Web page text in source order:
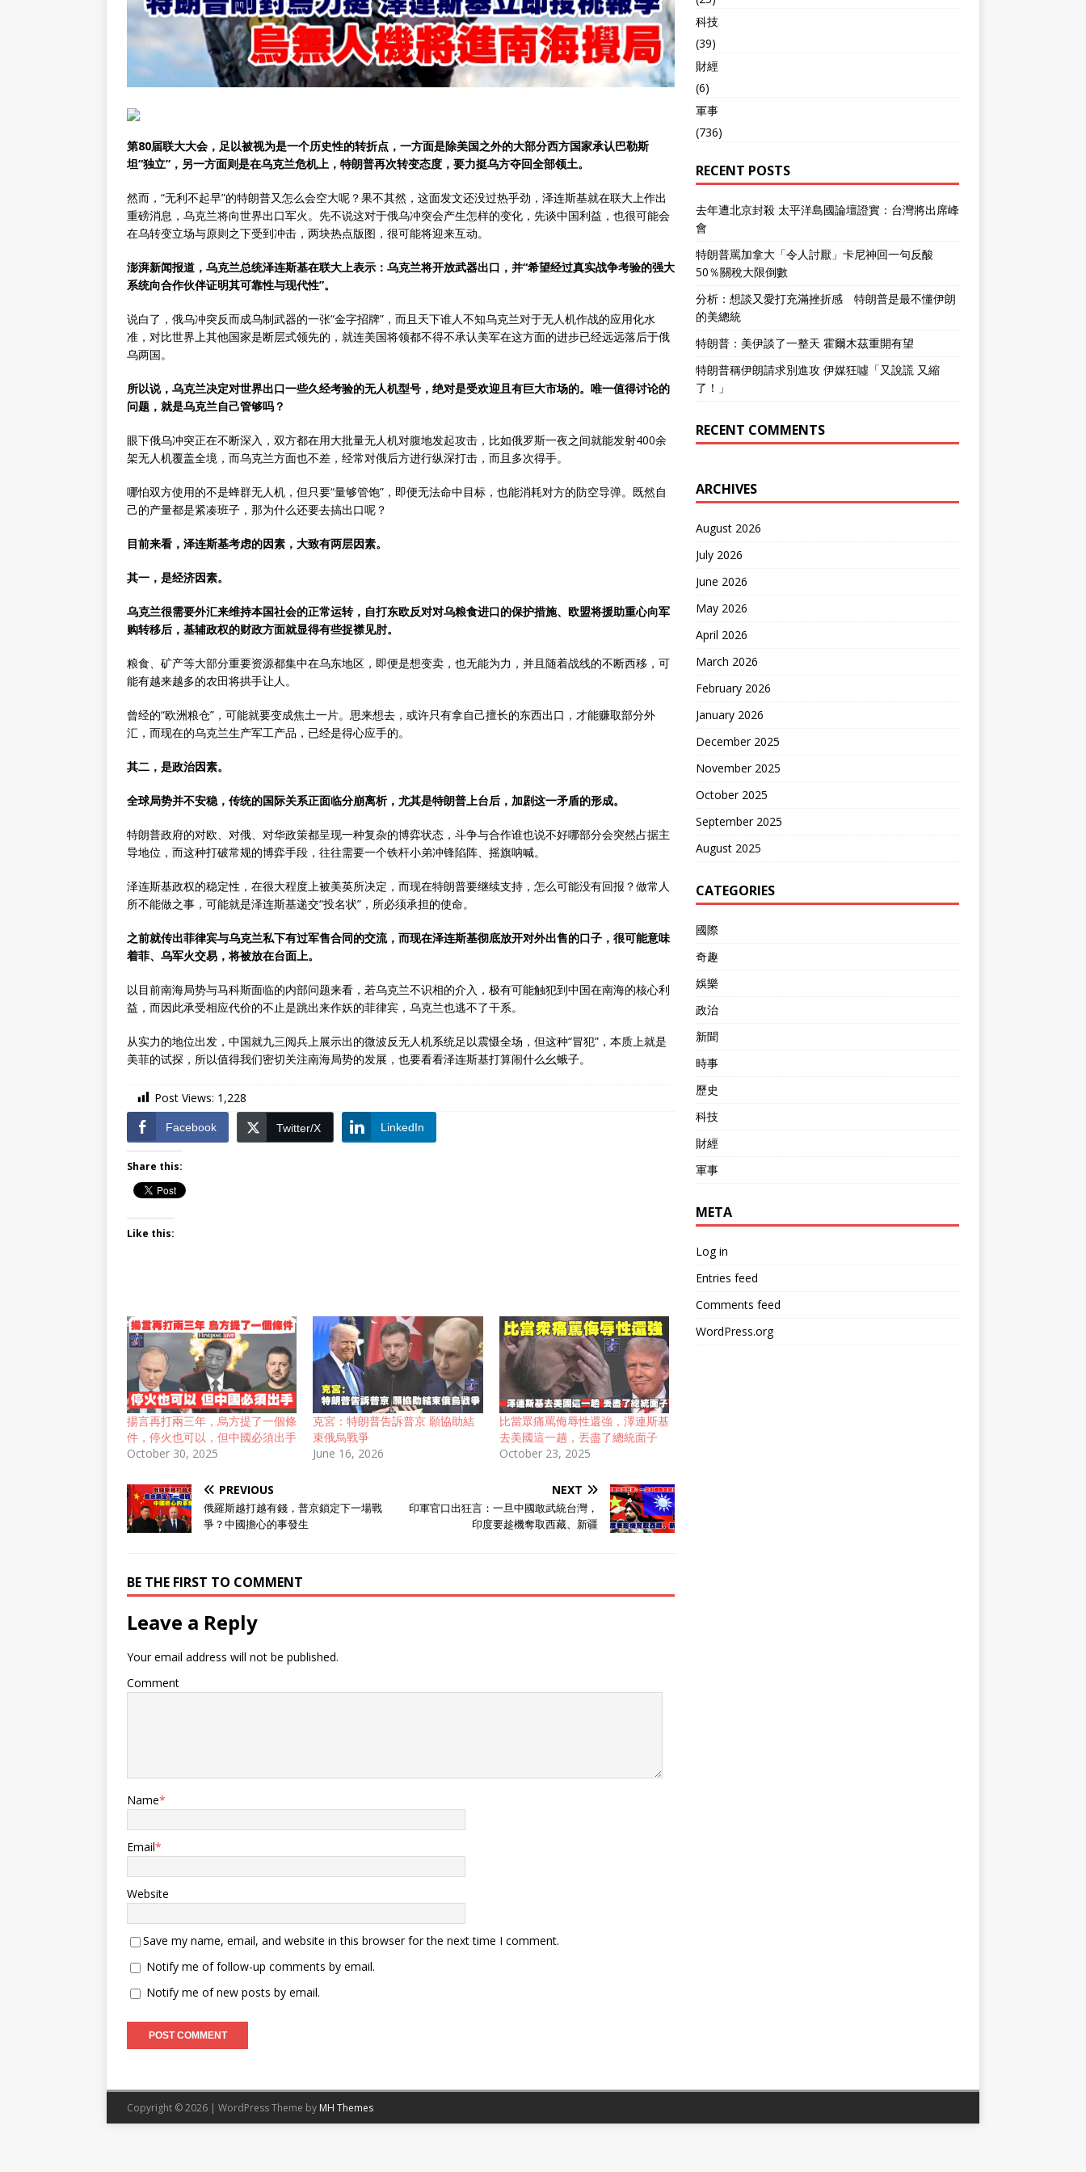
第80届联大大会，足以被视为是一个历史性的转折点，一方面是除美国之外的大部分西方国家承认巴勒斯
坦“独立”，另一方面则是在乌克兰危机上， 特朗普再次转变态度，要力挺乌方夺回全部领土。
然而，“无利不起早”的特朗普又怎么会空大呢？果不其然，这面发文还没过热乎劲，泽连斯基就在联大上作出
重磅消息，乌克兰将向世界出口军火。先不说这对于俄乌冲突会产生怎样的变化，先谈中国利益，也很可能会
在乌转变立场与原则之下受到冲击，两块热点版图，很可能将迎来互动。
澎湃新闻报道， 乌克兰总统泽连斯基在联大上表示：乌克兰将开放武器出口，并“希望经过真实战争考验的强大
系统向合作伙伴证明其可靠性与现代性”。
说白了，俄乌冲突反而成乌制武器的一张“金字招牌”，而且天下谁人不知乌克兰对于无人机作战的应用化水
准，对比世界上其他国家是断层式领先的，就连美国将领都不得不承认美军在这方面的进步已经远远落后于俄
乌两国。
所以说，乌克兰决定对世界出口一些久经考验的无人机型号，绝对是受欢迎且有巨大市场的。唯一值得讨论的
问题，就是乌克兰自己管够吗？
眼下俄乌冲突正在不断深入，双方都在用大批量无人机对腹地发起攻击，比如俄罗斯一夜之间就能发射400余
架无人机覆盖全境，而乌克兰方面也不差，经常对俄后方进行纵深打击，而且多次得手。
哪怕双方使用的不是蜂群无人机，但只要“量够管饱”，即便无法命中目标，也能消耗对方的防空导弹。既然自
己的产量都是紧凑班子，那为什么还要去搞出口呢？
目前来看，泽连斯基考虑的因素，大致有两层因素。
其一，是经济因素。
乌克兰很需要外汇来维持本国社会的正常运转，自打东欧反对对乌粮食进口的保护措施、 欧盟将援助重心向军
购转移后，基辅政权的财政方面就显得有些捉襟见肘。
粮食、矿产等大部分重要资源都集中在乌东地区，即便是想变卖，也无能为力，并且随着战线的不断西移，可
能有越来越多的农田将拱手让人。
曾经的“欧洲粮仓”，可能就要变成焦土一片。思来想去，或许只有拿自己擅长的东西出口，才能赚取部分外
汇，而现在的乌克兰生产军工产品，已经是得心应手的。
其二，是政治因素。
全球局势并不安稳，传统的国际关系正面临分崩离析，尤其是特朗普上台后，加剧这一矛盾的形成。
特朗普政府的对欧、对俄、对华政策都呈现一种复杂的博弈状态，斗争与合作谁也说不好哪部分会突然占据主
导地位，而这种打破常规的博弈手段，往往需要一个铁杆小弟冲锋陷阵、摇旗呐喊。
泽连斯基政权的稳定性，在很大程度上被美英所决定，而现在特朗普要继续支持，怎么可能没有回报？做常人
所不能做之事，可能就是泽连斯基递交“投名状”，所必须承担的使命。
之前就传出菲律宾与乌克兰私下有过军售合同的交流，而现在泽连斯基彻底放开对外出售的口子，很可能意味
着菲、乌军火交易，将被放在台面上。
以目前南海局势与马科斯面临的内部问题来看，若乌克兰不识相的介入，极有可能触犯到中国在南海的核心利
益，而因此承受相应代价的不止是跳出来作妖的菲律宾，乌克兰也逃不了干系。
从实力的地位出发，中国就九三阅兵上展示出的微波反无人机系统足以震慑全场，但这种“冒犯”，本质上就是
美菲的试探，所以值得我们密切关注南海局势的发展，也要看看泽连斯基打算闹什么幺蛾子。
Post Views: 1,228
Facebook Twitter/X LinkedIn
Share this:
Like this:
揚言再打兩三年，烏方提了一個條
件，停火也可以，但中國必須出手
October 30, 2025
克宮：特朗普告訴普京 願協助結
束俄烏戰爭
June 16, 2026
比當眾痛罵侮辱性還強，澤連斯基
去美國這一趟，丟盡了總統面子
October 23, 2025
PREVIOUS
俄羅斯越打越有錢，普京鎖定下一場戰
爭？中國擔心的事發生
NEXT
印軍官口出狂言：一旦中國敢武統台灣，
印度要趁機奪取西藏、新疆
BE THE FIRST TO COMMENT
Leave a Reply
Your email address will not be published.
Comment
Name*
Email*
Website
Save my name, email, and website in this browser for the next time I comment.
Notify me of follow-up comments by email.
Notify me of new posts by email.
科技
(39)
財經
(6)
軍事
(736)
RECENT POSTS
去年遭北京封殺 太平洋島國論壇證實：台灣將出席峰
會
特朗普罵加拿大「令人討厭」卡尼神回一句反酸
50％關稅大限倒數
分析：想談又愛打充滿挫折感 特朗普是最不懂伊朗
的美總統
特朗普：美伊談了一整天 霍爾木茲重開有望
特朗普稱伊朗請求別進攻 伊媒狂噓「又說謊 又縮
了！」
RECENT COMMENTS
ARCHIVES
August 2026
July 2026
June 2026
May 2026
April 2026
March 2026
February 2026
January 2026
December 2025
November 2025
October 2025
September 2025
August 2025
CATEGORIES
國際
奇趣
娛樂
政治
新聞
時事
歷史
科技
財經
軍事
META
Log in
Entries feed
Comments feed
WordPress.org
Copyright © 2026 | WordPress Theme by MH Themes